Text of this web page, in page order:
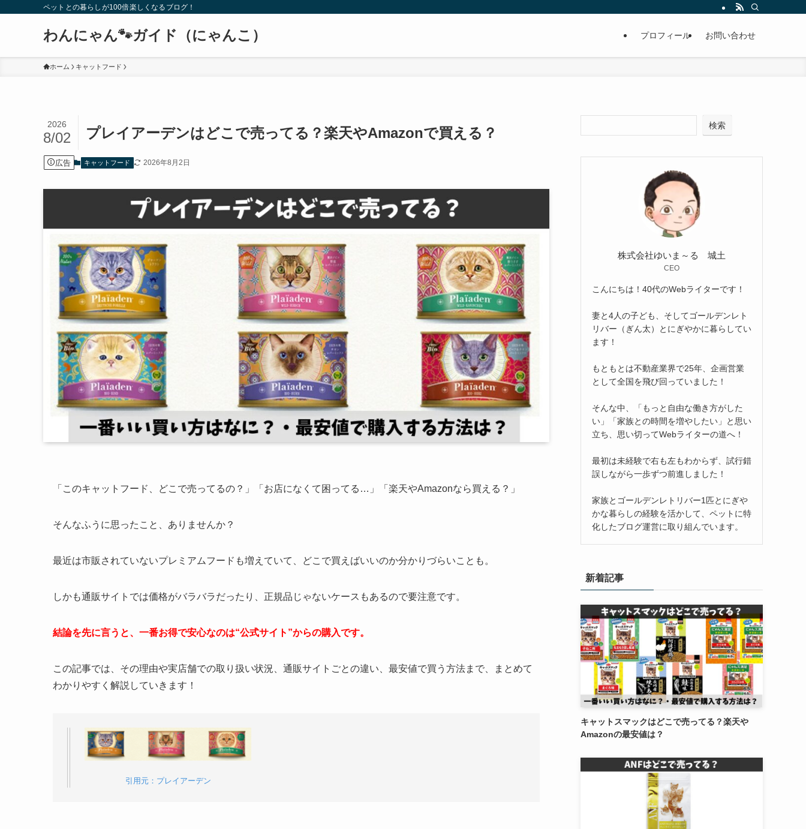
ペットとの暮らしが100倍楽しくなるブログ！
わんにゃん🐾ガイド（にゃんこ） プロフィール お問い合わせ
ホーム キャットフード
プレイアーデンはどこで売ってる？楽天やAmazonで買える？
2026
8/02
広告 キャットフード 2026年8月2日
「このキャットフード、どこで売ってるの？」「お店になくて困ってる…」「楽天やAmazonなら買える？」
そんなふうに思ったこと、ありませんか？
最近は市販されていないプレミアムフードも増えていて、どこで買えばいいのか分かりづらいことも。
しかも通販サイトでは価格がバラバラだったり、正規品じゃないケースもあるので要注意です。
結論を先に言うと、一番お得で安心なのは“公式サイト”からの購入です。
この記事では、その理由や実店舗での取り扱い状況、通販サイトごとの違い、最安値で買う方法まで、まとめて
わかりやすく解説していきます！
引用元：プレイアーデン
検索
株式会社ゆいま～る 城土
CEO
こんにちは！40代のWebライターです！
妻と4人の子ども、そしてゴールデンレト
リバー（ぎん太）とにぎやかに暮らしてい
ます！
もともとは不動産業界で25年、企画営業
として全国を飛び回っていました！
そんな中、「もっと自由な働き方がした
い」「家族との時間を増やしたい」と思い
立ち、思い切ってWebライターの道へ！
最初は未経験で右も左もわからず、試行錯
誤しながら一歩ずつ前進しました！
家族とゴールデンレトリバー1匹とにぎや
かな暮らしの経験を活かして、ペットに特
化したブログ運営に取り組んでいます。
新着記事
キャットスマックはどこで売ってる？楽天や
Amazonの最安値は？